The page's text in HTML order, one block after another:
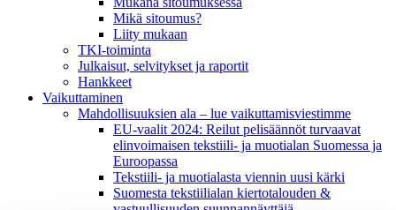
Mikä sitoumus?
Liity mukaan
TKI-toiminta
Julkaisut, selvitykset ja raportit
Hankkeet
Vaikuttaminen
Mahdollisuuksien ala – lue vaikuttamis­viestimme
EU-vaalit 2024: Reilut pelisäännöt turvaavat
elinvoimaisen tekstiili- ja muotialan Suomessa ja
Euroopassa
Tekstiili- ja muotialasta viennin uusi kärki
Suomesta tekstiilialan kiertotalouden &